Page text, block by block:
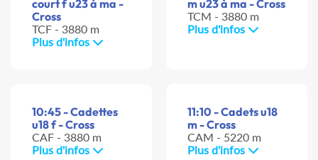
court f u23 à ma -
Cross
TCF - 3880 m
Plus d'infos
m u23 à ma - Cross
TCM - 3880 m
Plus d'infos
10:45 - Cadettes
u18 f - Cross
CAF - 3880 m
Plus d'infos
11:10 - Cadets u18
m - Cross
CAM - 5220 m
Plus d'infos